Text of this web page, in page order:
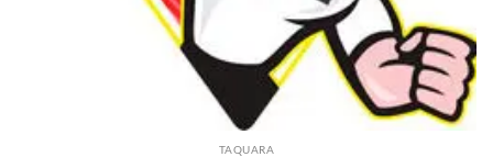
TAQUARA